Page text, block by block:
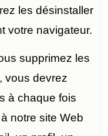
les désinstaller
votre navigateur.
supprimez les
vous devrez
à chaque fois
notre site Web